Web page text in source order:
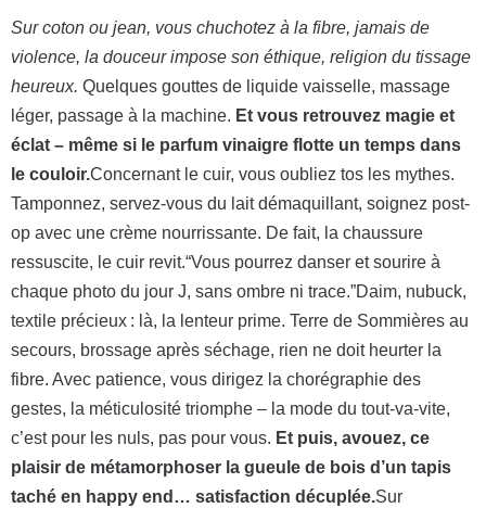
Sur coton ou jean, vous chuchotez à la fibre, jamais de
violence, la douceur impose son éthique, religion du tissage
heureux. Quelques gouttes de liquide vaisselle, massage
léger, passage à la machine. Et vous retrouvez magie et
éclat – même si le parfum vinaigre flotte un temps dans
le couloir.Concernant le cuir, vous oubliez tos les mythes.
Tamponnez, servez-vous du lait démaquillant, soignez post-
op avec une crème nourrissante. De fait, la chaussure
ressuscite, le cuir revit.“Vous pourrez danser et sourire à
chaque photo du jour J, sans ombre ni trace.”Daim, nubuck,
textile précieux : là, la lenteur prime. Terre de Sommières au
secours, brossage après séchage, rien ne doit heurter la
fibre. Avec patience, vous dirigez la chorégraphie des
gestes, la méticulosité triomphe – la mode du tout-va-vite,
c’est pour les nuls, pas pour vous. Et puis, avouez, ce
plaisir de métamorphoser la gueule de bois d’un tapis
taché en happy end… satisfaction décuplée.Sur